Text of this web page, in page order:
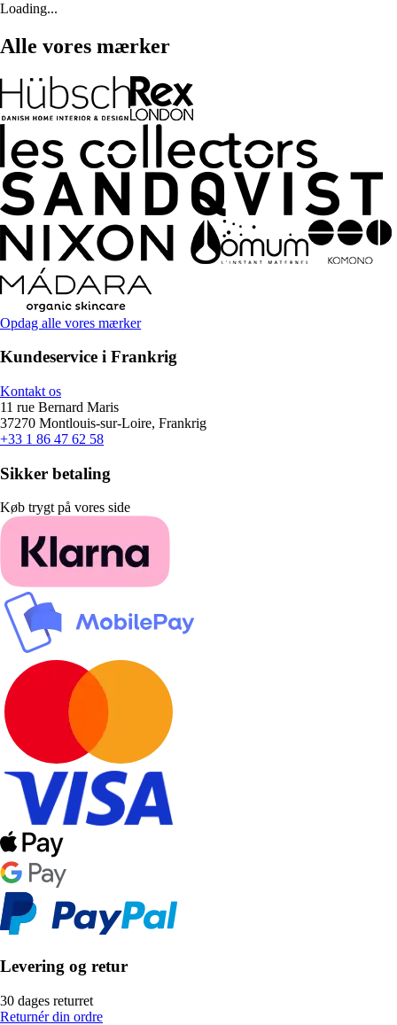
Loading...
Alle vores mærker
Opdag alle vores mærker
Kundeservice i Frankrig
Kontakt os
11 rue Bernard Maris
37270 Montlouis-sur-Loire, Frankrig
+33 1 86 47 62 58
Sikker betaling
Køb trygt på vores side
Levering og retur
30 dages returret
Returnér din ordre